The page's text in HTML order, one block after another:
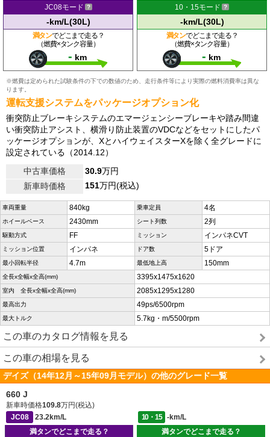
JC08モード
-km/L(30L)
満タンでどこまで走る？
（燃費×タンク容量）
- km
10・15モード
-km/L(30L)
満タンでどこまで走る？
（燃費×タンク容量）
- km
※燃費は定められた試験条件の下での数値のため、走行条件等により実際の燃料消費率は異な
ります。
運転支援システムをパッケージオプション化
衝突防止ブレーキシステムのエマージェンシーブレーキや踏み間違
い衝突防止アシスト、横滑り防止装置のVDCなどをセットにしたパ
ッケージオプションが、XとハイウェイスターXを除く全グレードに
設定されている（2014.12）
中古車価格
30.9万円
新車時価格
151万円(税込)
車両重量 840kg 乗車定員 4名
ホイールベース 2430mm シート列数 2列
駆動方式 FF ミッション インパネCVT
ミッション位置 インパネ ドア数 5ドア
最小回転半径 4.7m 最低地上高 150mm
全長x全幅x全高(mm) 3395x1475x1620
室内 全長x全幅x全高(mm) 2085x1295x1280
最高出力 49ps/6500rpm
最大トルク 5.7kg・m/5500rpm
この車のカタログ情報を見る
この車の相場を見る
デイズ（14年12月～15年09月モデル）の他のグレード一覧
660 J
新車時価格109.8万円(税込)
JC08
23.2km/L 10・15
-km/L
満タンでどこまで走る？
満タンでどこまで走る？